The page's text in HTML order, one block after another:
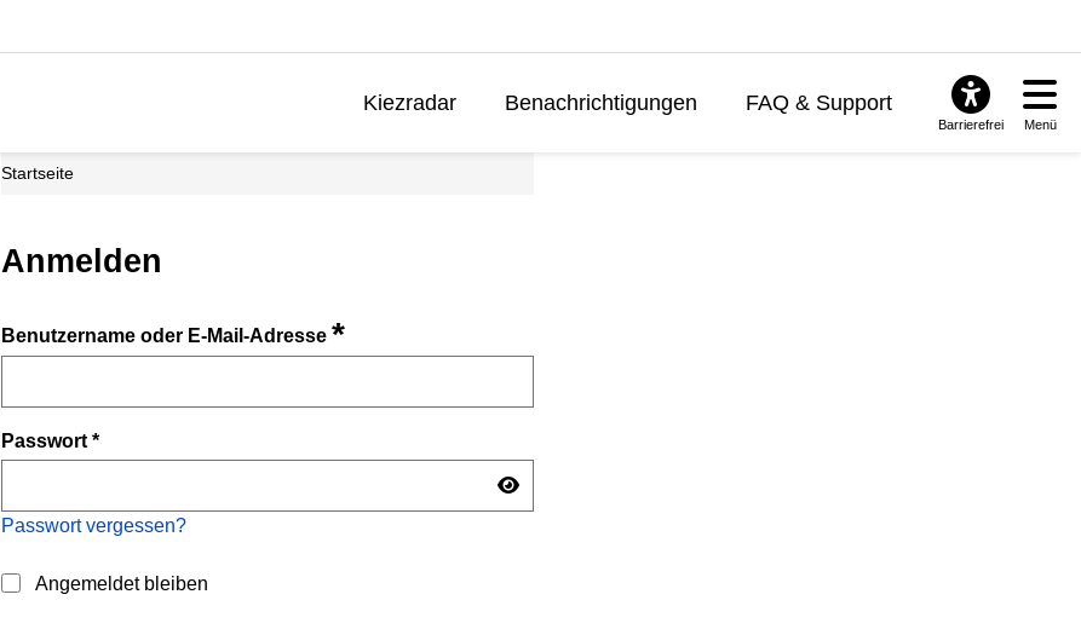
Kiezradar Benachrichtigungen FAQ & Support
Barrierefrei Menü
Startseite
Anmelden
Benutzername oder E-Mail-Adresse*
Passwort*
Passwort vergessen?
Angemeldet bleiben